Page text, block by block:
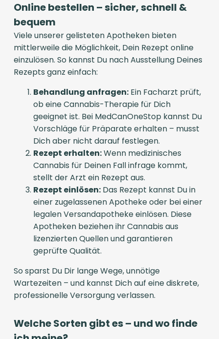
Online bestellen – sicher, schnell &
bequem
Viele unserer gelisteten Apotheken bieten
mittlerweile die Möglichkeit, Dein Rezept online
einzulösen. So kannst Du nach Ausstellung Deines
Rezepts ganz einfach:
Behandlung anfragen: Ein Facharzt prüft,
ob eine Cannabis-Therapie für Dich
geeignet ist. Bei MedCanOneStop kannst Du
Vorschläge für Präparate erhalten – musst
Dich aber nicht darauf festlegen.
Rezept erhalten:Wenn medizinisches
Cannabis für Deinen Fall infrage kommt,
stellt der Arzt ein Rezept aus.
Rezept einlösen: Das Rezept kannst Du in
einer zugelassenen Apotheke oder bei einer
legalen Versandapotheke einlösen. Diese
Apotheken beziehen ihr Cannabis aus
lizenzierten Quellen und garantieren
geprüfte Qualität.
So sparst Du Dir lange Wege, unnötige
Wartezeiten – und kannst Dich auf eine diskrete,
professionelle Versorgung verlassen.
Welche Sorten gibt es – und wo finde